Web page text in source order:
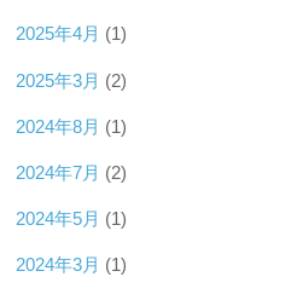
2025年4月 (1)
2025年3月 (2)
2024年8月 (1)
2024年7月 (2)
2024年5月 (1)
2024年3月 (1)